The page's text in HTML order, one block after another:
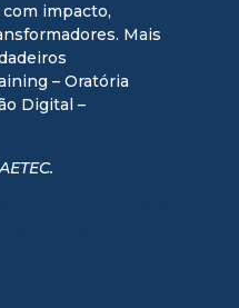
impacto,
Mais
– Oratória
Digital –